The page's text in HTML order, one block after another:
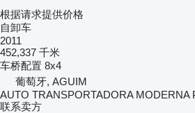
根据请求提供价格
自卸车
2011
452,337 千米
车桥配置 8x4
葡萄牙, AGUIM
AUTO TRANSPORTADORA MODERNA
联系卖方